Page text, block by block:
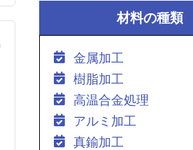
材料の種類
金属加工
樹脂加工
高温合金処理
アルミ加工
真鍮加工